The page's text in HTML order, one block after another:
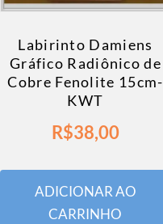
Labirinto Damiens
Gráfico Radiônico de
Cobre Fenolite 15cm-
KWT
R$38,00
ADICIONAR AO
CARRINHO